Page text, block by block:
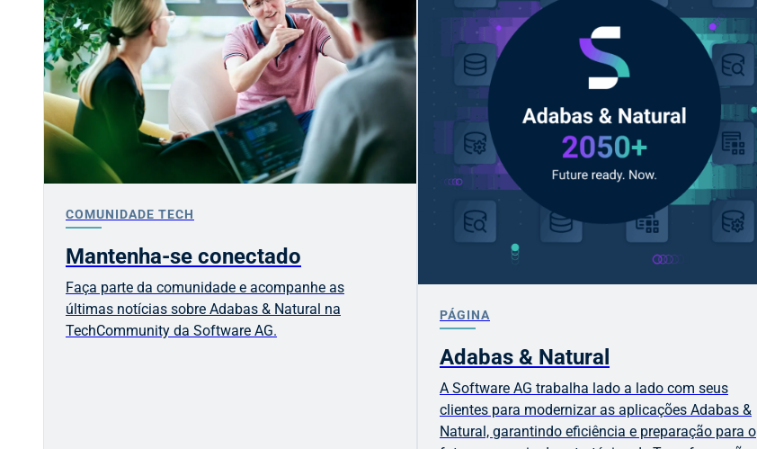
COMUNIDADE TECH
Mantenha-se conectado
Faça parte da comunidade e acompanhe as
últimas notícias sobre Adabas & Natural na
TechCommunity da Software AG.
PÁGINA
Adabas & Natural
A Software AG trabalha lado a lado com seus
clientes para modernizar as aplicações Adabas &
Natural, garantindo eficiência e preparação para o